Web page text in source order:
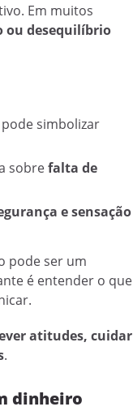
Em muitos
ou desequilíbrio
simbolizar
sobrefalta de
e sensação
pode ser um
é entender o que
atitudes, cuidar
.
dinheiro